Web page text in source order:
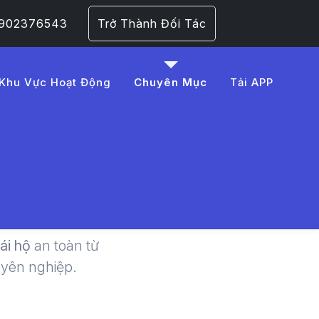
Trở Thành Đối Tác
Khu Vực Hoạt Động Chuyên Mục Tải APP
Toàn
hộ an toàn từ
nghiệp.